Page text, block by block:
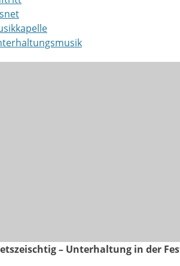
– Unterhaltung in der